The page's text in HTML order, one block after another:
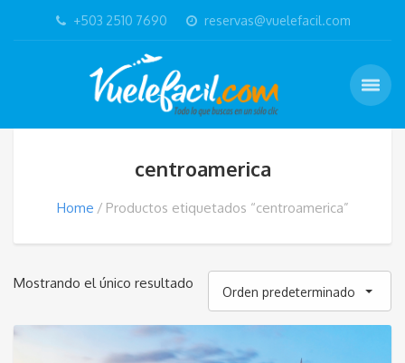
+503 2510 7690 reservas@vuelefacil.com
centroamerica
Home Productos etiquetados “centroamerica”
Mostrando el único resultado
Orden predeterminado